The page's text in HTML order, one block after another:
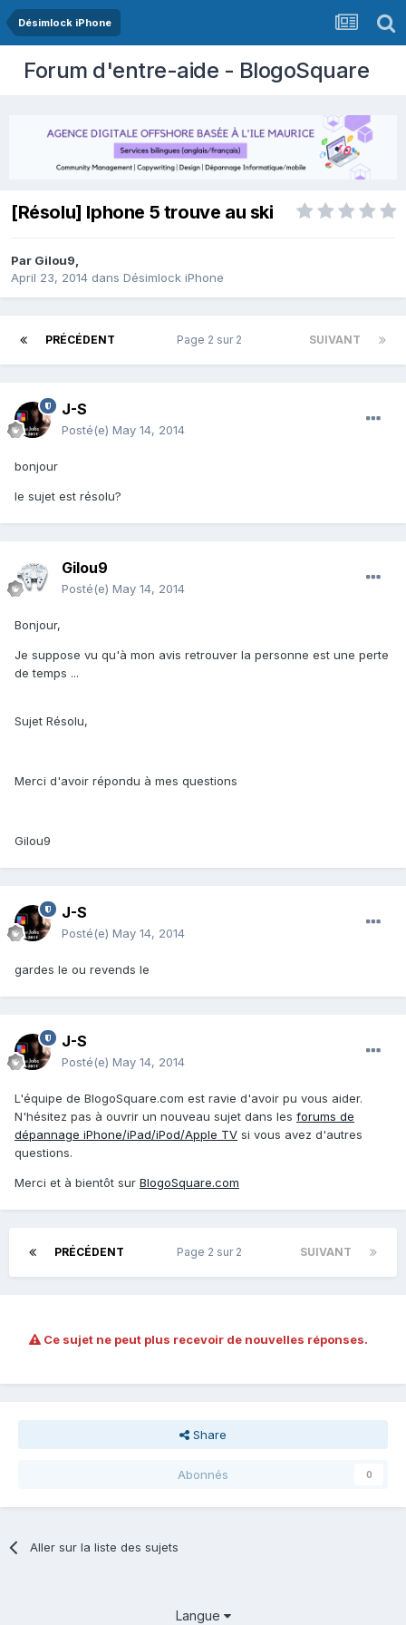
Désimlock iPhone
Forum d'entre-aide - BlogoSquare
[Résolu] Iphone 5 trouve au ski
Par Gilou9
April 23, 2014 dans Désimlock iPhone
PRÉCÉDENT SUIVANT
Page 2 sur 2
J-S
Posté(e) May 14, 2014
bonjour
le sujet est résolu?
Gilou9
Posté(e) May 14, 2014
Bonjour,
Je suppose vu qu'à mon avis retrouver la personne est une perte
de temps ...
Sujet Résolu,
Merci d'avoir répondu à mes questions
Gilou9
J-S
Posté(e) May 14, 2014
gardes le ou revends le
J-S
Posté(e) May 14, 2014
L'équipe de BlogoSquare.com est ravie d'avoir pu vous aider.
N'hésitez pas à ouvrir un nouveau sujet dans les forums de
dépannage iPhone/iPad/iPod/Apple TV si vous avez d'autres
questions.
Merci et à bientôt sur BlogoSquare.com
PRÉCÉDENT SUIVANT
Page 2 sur 2
Ce sujet ne peut plus recevoir de nouvelles réponses.
Share
Abonnés 0
Aller sur la liste des sujets
Langue